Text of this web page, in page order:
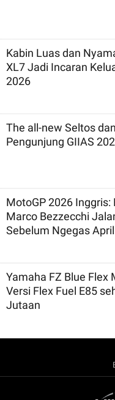
Kabin Luas dan
XL7 Jadi Incaran
2026
The all-new Seltos
Pengunjung GIIAS
MotoGP 2026 Inggris:
Marco Bezzecchi
Sebelum Ngegas
Yamaha FZ Blue Flex
Versi Flex Fuel E85
Jutaan